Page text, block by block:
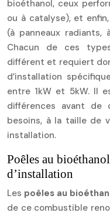
bioéthanol, ceux
ou à catalyse), et
(à panneaux radiants,
Chacun de ces
différent et requiert
d’installation
entre 1kW et 5kW. Il
différences avant de
besoins, à la taille de
installation.
Poêles au
d’installation
Les poêles au
de ce combustible